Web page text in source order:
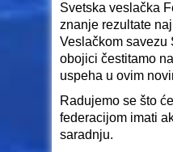
Svetska veslačka
znanje rezultate
Veslačkom savezu
obojici čestitamo
uspeha u ovim
Radujemo se što
federacijom imati
saradnju.